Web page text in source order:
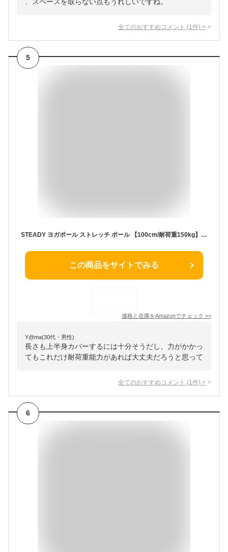
、スペースを取らない点もうれしいですね。
全てのおすすめコメント (1 件) >
5
STEADY ヨガポール ストレッチ ポール 【100cm/耐荷重150kg】 ピラティス (ブラック) ST141
この商品をサイトでみる
価格と在庫をAmazonでチェック >>
Y@ma(30代・男性)
長さも上半身カバーするには十分そうだし、力がかかっ
てもこれだけ耐荷重能力があれば大丈夫だろうと思って
全てのおすすめコメント (1 件) >
6